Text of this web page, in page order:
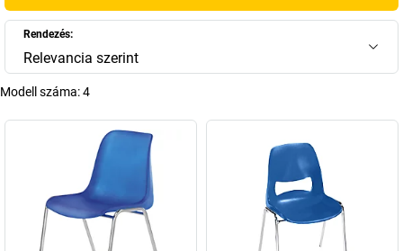
Rendezés:
Relevancia szerint
Modell száma:4